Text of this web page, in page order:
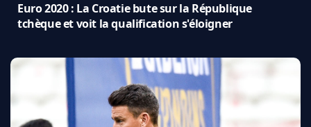
Euro 2020 : La Croatie bute sur la République
tchèque et voit la qualification s'éloigner